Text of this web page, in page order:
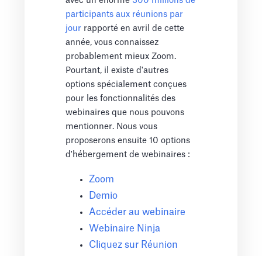
participants aux réunions par
jour rapporté en avril de cette
année, vous connaissez
probablement mieux Zoom.
Pourtant, il existe d'autres
options spécialement conçues
pour les fonctionnalités des
webinaires que nous pouvons
mentionner. Nous vous
proposerons ensuite 10 options
d'hébergement de webinaires :
Zoom
Demio
Accéder au webinaire
Webinaire Ninja
Cliquez sur Réunion